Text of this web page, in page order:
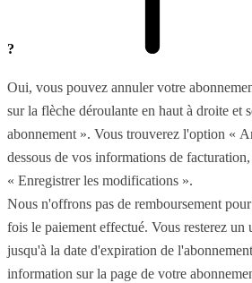
?
Oui, vous pouvez annuler votre
sur la flèche déroulante en haut à droite et
abonnement ». Vous trouverez l'option «
dessous de vos informations de
« Enregistrer les modifications ».
Nous n'offrons pas de remboursement
fois le paiement effectué. Vous resterez un
jusqu'à la date d'expiration de
information sur la page de votre